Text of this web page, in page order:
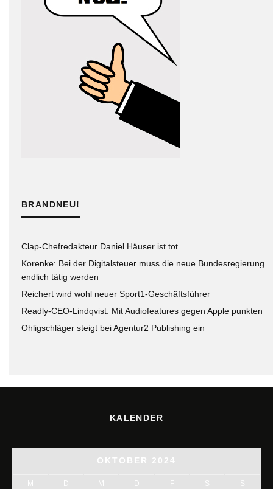
BRANDNEU!
Clap-Chefredakteur Daniel Häuser ist tot
Korenke: Bei der Digitalsteuer muss die neue Bundesregierung
endlich tätig werden
Reichert wird wohl neuer Sport1-Geschäftsführer
Readly-CEO-Lindqvist: Mit Audiofeatures gegen Apple punkten
Ohligschläger steigt bei Agentur2 Publishing ein
KALENDER
OKTOBER 2024
M D M D F S S